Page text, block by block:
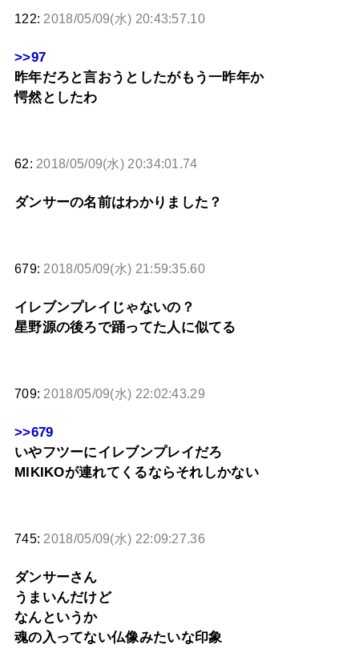
122: 2018/05/09(水) 20:43:57.10
>>97
昨年だろと言おうとしたがもう一昨年か
愕然としたわ
62: 2018/05/09(水) 20:34:01.74
ダンサーの名前はわかりました？
679: 2018/05/09(水) 21:59:35.60
イレブンプレイじゃないの？
星野源の後ろで踊ってた人に似てる
709: 2018/05/09(水) 22:02:43.29
>>679
いやフツーにイレブンプレイだろ
MIKIKOが連れてくるならそれしかない
745: 2018/05/09(水) 22:09:27.36
ダンサーさん
うまいんだけど
なんというか
魂の入ってない仏像みたいな印象